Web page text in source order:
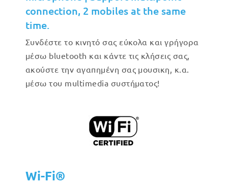
connection, 2 mobiles at the same
time.
Συνδέστε το κινητό σας εύκολα και γρήγορα
μέσω bluetooth και κάντε τις κλήσεις σας,
ακούστε την αγαπημένη σας μουσικη, κ.α.
μέσω του multimedia συστήματος!
Wi-Fi®